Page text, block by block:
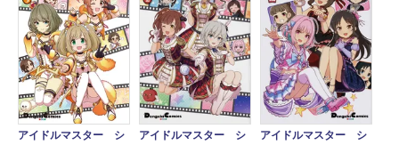
アイドルマスター シ
アイドルマスター シ
アイドルマスター シ